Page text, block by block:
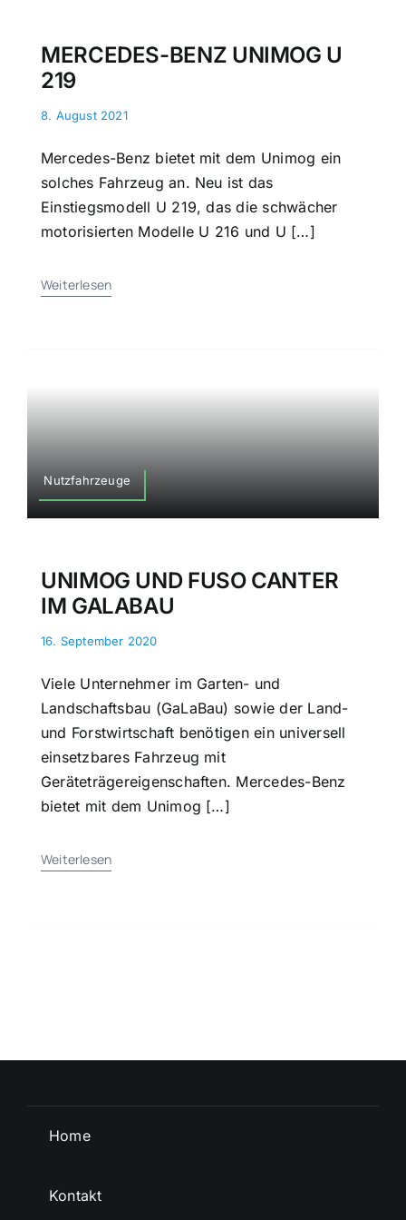
MERCEDES-BENZ UNIMOG U
219
8. August 2021
Mercedes-Benz bietet mit dem Unimog ein
solches Fahrzeug an. Neu ist das
Einstiegsmodell U 219, das die schwächer
motorisierten Modelle U 216 und U […]
Weiterlesen
Nutzfahrzeuge
UNIMOG UND FUSO CANTER
IM GALABAU
16. September 2020
Viele Unternehmer im Garten- und
Landschaftsbau (GaLaBau) sowie der Land-
und Forstwirtschaft benötigen ein universell
einsetzbares Fahrzeug mit
Geräteträgereigenschaften. Mercedes-Benz
bietet mit dem Unimog […]
Weiterlesen
Home
Kontakt